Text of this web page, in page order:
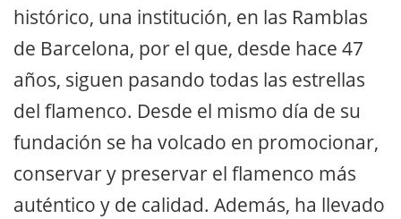
histórico, una institución, en las Ramblas
de Barcelona, por el que, desde hace 47
años, siguen pasando todas las estrellas
del flamenco. Desde el mismo día de su
fundación se ha volcado en promocionar,
conservar y preservar el flamenco más
auténtico y de calidad. Además, ha llevado